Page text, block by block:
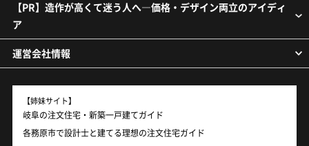
【PR】造作が高くて迷う人へ―価格・デザイン両立のアイディ
ア
運営会社情報
【姉妹サイト】
岐阜の注文住宅・新築一戸建てガイド
各務原市で設計士と建てる理想の注文住宅ガイド